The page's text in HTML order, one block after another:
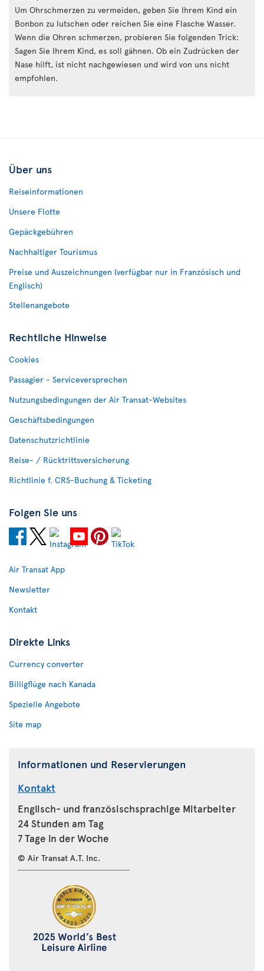
Um Ohrschmerzen zu vermeiden, geben Sie Ihrem Kind ein
Bonbon zu lutschen oder reichen Sie eine Flasche Wasser.
Wenn die Ohren schmerzen, probieren Sie folgenden Trick:
Sagen Sie Ihrem Kind, es soll gähnen. Ob ein Zudrücken der
Nase hilft, ist nicht nachgewiesen und wird von uns nicht
empfohlen.
Über uns
Reiseinformationen
Unsere Flotte
Gepäckgebühren
Nachhaltiger Tourismus
Preise und Auszeichnungen (verfügbar nur in Französisch und
Englisch)
Stellenangebote
Rechtliche Hinweise
Cookies
Passagier - Serviceversprechen
Nutzungsbedingungen der Air Transat-Websites
Geschäftsbedingungen
Datenschutzrichtlinie
Reise- / Rücktrittsversicherung
Richtlinie f. CRS-Buchung & Ticketing
Folgen Sie uns
Air Transat App
Newsletter
Kontakt
Direkte Links
Currency converter
Billigflüge nach Kanada
Spezielle Angebote
Site map
Informationen und Reservierungen
Kontakt
Englisch- und französischsprachige Mitarbeiter
24 Stunden am Tag
7 Tage in der Woche
© Air Transat A.T. Inc.